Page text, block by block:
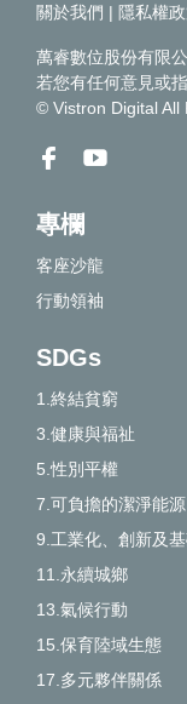
關於我們 | 隱私權
萬睿數位股份有限
若您有任何意見或
© Vistron Digital All
專欄
客座沙龍
行動領袖
SDGs
1.終結貧窮
3.健康與福祉
5.性別平權
7.可負擔的潔淨能源
11.永續城鄉
13.氣候行動
15.保育陸域生態
17.多元夥伴關係